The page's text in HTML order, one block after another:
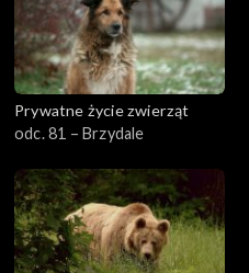
Prywatne życie zwierząt
odc. 81 – Brzydale